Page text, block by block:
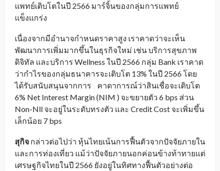
แพทย์เติบโตในปี 2566 มาร์จิ้นของกลุ่มการแพทย์
แข็งแกร่ง
เนื่องจากมีอำนาจกำหนดราคาสูง เราคาดว่าจะเห็น
พัฒนาการเพิ่มมากขึ้นในธุรกิจใหม่ เช่น บริการสุขภาพ
ดิจิทัล และบริการ Wellness ในปี 2566 กลุ่ม Bank เราคาด
ว่ากำไรของกลุ่มธนาคารจะเติบโต 13% ในปี 2566 โดย
ได้รับสนับสนุนจากการ คาดาการณ์ว่าสินเชื่อจะเติบโต
6% Net Interest Margin (NIM ) จะขยายตัว 6 bps ส่วน
Non-Nll จะอยู่ในระดับทรงตัว และ Credit Cost จะเพิ่มขึ้น
เล็กน้อย 7 bps
สุกิจ กล่าวต่อไปว่า หุ้นไทยเน้นการฟื้นตัวจากปัจจัยภายใน
และการท่องเที่ยว แม้ว่าปัจจัยภายนอกค่อนข้างท้าทายแต่
เศรษฐกิจไทยในปี 2566 ยังอยู่ในทิศทางฟื้นตัวอย่างต่อ